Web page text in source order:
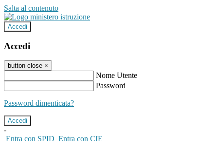
Salta al contenuto
Accedi
Accedi
button close ×
Nome Utente
Password
Password dimenticata?
-
Entra con SPID Entra con CIE